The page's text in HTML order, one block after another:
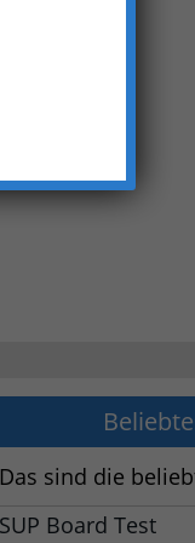
Das sind die
SUP Board Test